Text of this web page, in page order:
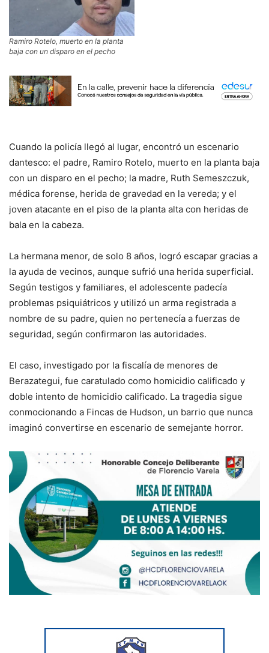
Ramiro Rotelo, muerto en la planta
baja con un disparo en el pecho
Cuando la policía llegó al lugar, encontró un escenario
dantesco: el padre, Ramiro Rotelo, muerto en la planta baja
con un disparo en el pecho; la madre, Ruth Semeszczuk,
médica forense, herida de gravedad en la vereda; y el
joven atacante en el piso de la planta alta con heridas de
bala en la cabeza.
La hermana menor, de solo 8 años, logró escapar gracias a
la ayuda de vecinos, aunque sufrió una herida superficial.
Según testigos y familiares, el adolescente padecía
problemas psiquiátricos y utilizó un arma registrada a
nombre de su padre, quien no pertenecía a fuerzas de
seguridad, según confirmaron las autoridades.
El caso, investigado por la fiscalía de menores de
Berazategui, fue caratulado como homicidio calificado y
doble intento de homicidio calificado. La tragedia sigue
conmocionando a Fincas de Hudson, un barrio que nunca
imaginó convertirse en escenario de semejante horror.